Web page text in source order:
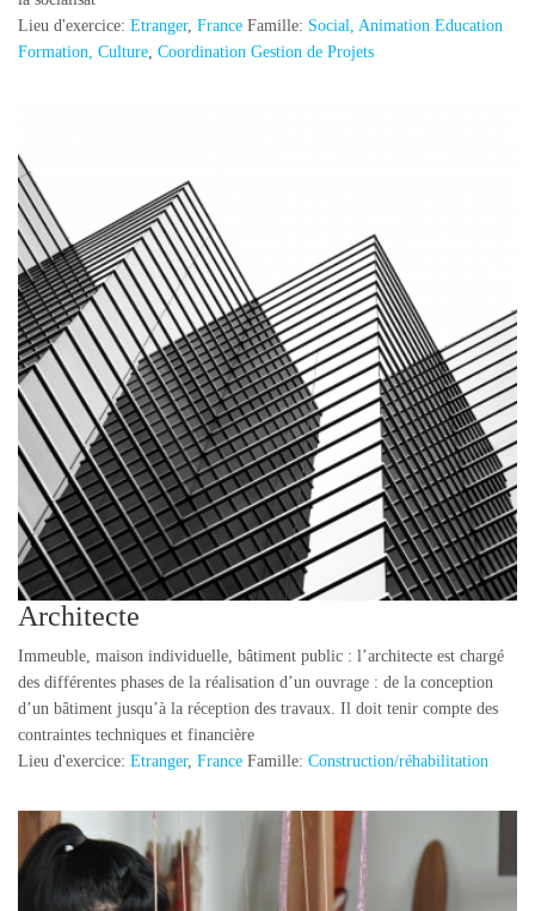
Lieu d'exercice: Etranger, France Famille: Social, Animation Education
Formation, Culture, Coordination Gestion de Projets
Architecte
Immeuble, maison individuelle, bâtiment public : l’architecte est chargé
des différentes phases de la réalisation d’un ouvrage : de la conception
d’un bâtiment jusqu’à la réception des travaux. Il doit tenir compte des
contraintes techniques et financière
Lieu d'exercice: Etranger, France Famille: Construction/réhabilitation